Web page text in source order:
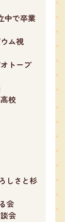
中で卒業
ム視
トープ
校
しさと杉
会
会